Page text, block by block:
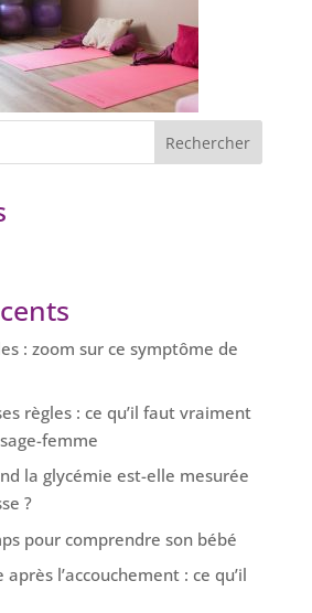
: zoom sur ce symptôme de
règles : ce qu’il faut vraiment
femme
la glycémie est-elle mesurée
?
pour comprendre son bébé
l’accouchement : ce qu’il